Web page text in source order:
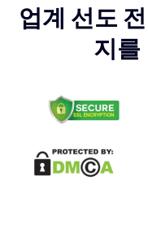
업계 선도
지를